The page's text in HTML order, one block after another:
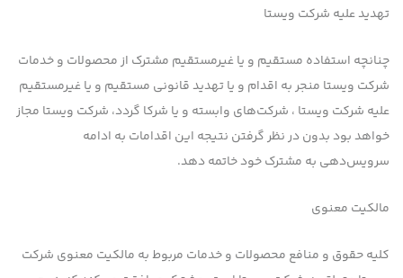
تهدید علیه شرکت ویستا
چنانچه استفاده مستقیم و یا غیرمستقیم مشترك از محصولات و خدمات
شرکت ویستا منجر به اقدام و یا تهدید قانونی مستقیم و یا غیرمستقیم
علیه شرکت ویستا ، شرکت‌های وابسته و یا شرکا گردد، شرکت ویستا مجاز
خواهد بود بدون در نظر گرفتن نتیجه این اقدامات به ادامه
سرویس‌دهی به مشترك خود خاتمه دهد.
مالكیت معنوی
كلیه حقوق و منافع محصولات و خدمات مربوط به مالكیت معنوی شرکت